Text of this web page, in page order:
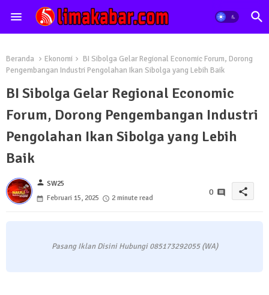
Beranda Ekonomi
BI Sibolga Gelar Regional Economic Forum, Dorong
Pengembangan Industri Pengolahan Ikan Sibolga yang Lebih Baik
BI Sibolga Gelar Regional Economic
Forum, Dorong Pengembangan Industri
Pengolahan Ikan Sibolga yang Lebih
Baik
person SW25
Februari 15, 2025
2 minute read
0 share
Pasang Iklan Disini Hubungi 085173292055 (WA)